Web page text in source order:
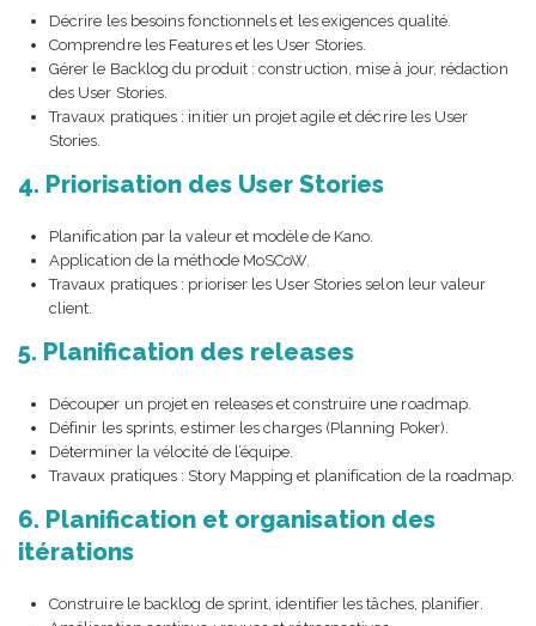
Décrire les besoins fonctionnels et les exigences qualité.
Comprendre les Features et les User Stories.
Gérer le Backlog du produit : construction, mise à jour, rédaction
des User Stories.
Travaux pratiques : initier un projet agile et décrire les User
Stories.
4. Priorisation des User Stories
Planification par la valeur et modèle de Kano.
Application de la méthode MoSCoW.
Travaux pratiques : prioriser les User Stories selon leur valeur
client.
5. Planification des releases
Découper un projet en releases et construire une roadmap.
Définir les sprints, estimer les charges (Planning Poker).
Déterminer la vélocité de l’équipe.
Travaux pratiques : Story Mapping et planification de la roadmap.
6. Planification et organisation des
itérations
Construire le backlog de sprint, identifier les tâches, planifier.